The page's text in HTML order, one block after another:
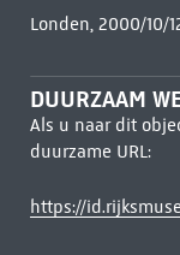
Londen, 2000/10/
DUURZAAM
Als u naar dit
duurzame URL:
https://